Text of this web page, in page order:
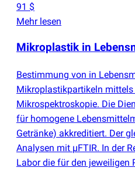
91 $
Mehr lesen
Mikroplastik in
Bestimmung von in
Mikroplastikpartikeln mittels
Mikrospektroskopie. Die
für homogene
Getränke) akkreditiert. Der
Analysen mit µFTIR. In der
Labor die für den jeweiligen